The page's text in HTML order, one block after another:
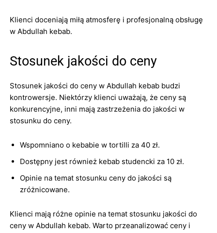
Klienci doceniają miłą atmosferę i profesjonalną obsługę
w Abdullah kebab.
Stosunek jakości do ceny
Stosunek jakości do ceny w Abdullah kebab budzi
kontrowersje. Niektórzy klienci uważają, że ceny są
konkurencyjne, inni mają zastrzeżenia do jakości w
stosunku do ceny.
Wspomniano o kebabie w tortilli za 40 zł.
Dostępny jest również kebab studencki za 10 zł.
Opinie na temat stosunku ceny do jakości są
zróżnicowane.
Klienci mają różne opinie na temat stosunku jakości do
ceny w Abdullah kebab. Warto przeanalizować ceny i